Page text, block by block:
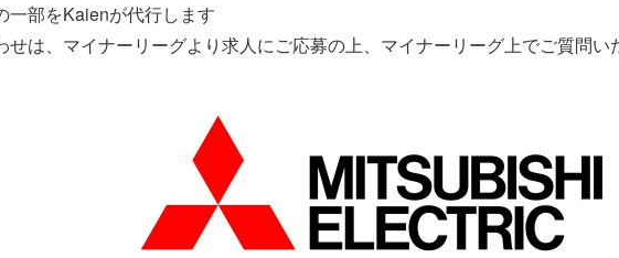
一部をKaienが代行します
は、マイナーリーグより求人にご応募の上、マイナーリーグ上でご質問い